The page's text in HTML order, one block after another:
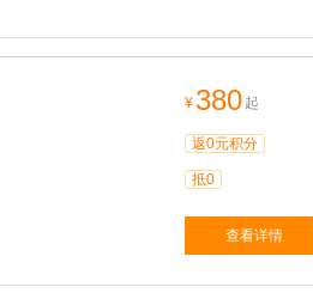
¥ 380 起
返0元积分
抵0
查看详情